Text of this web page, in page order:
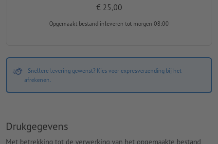
€ 25,00
Opgemaakt bestand inleveren tot morgen 08:00
Snellere levering gewenst? Kies voor expresverzending bij het
afrekenen.
Drukgegevens
Met betrekking tot de verwerking van het opgemaakte bestand